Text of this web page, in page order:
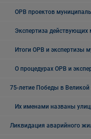
ОРВ проектов
Экспертиза
Итоги ОРВ и экспертизы
О процедурах ОРВ и
75-летие Победы в Великой
Их именами названы
Ликвидация аварийного